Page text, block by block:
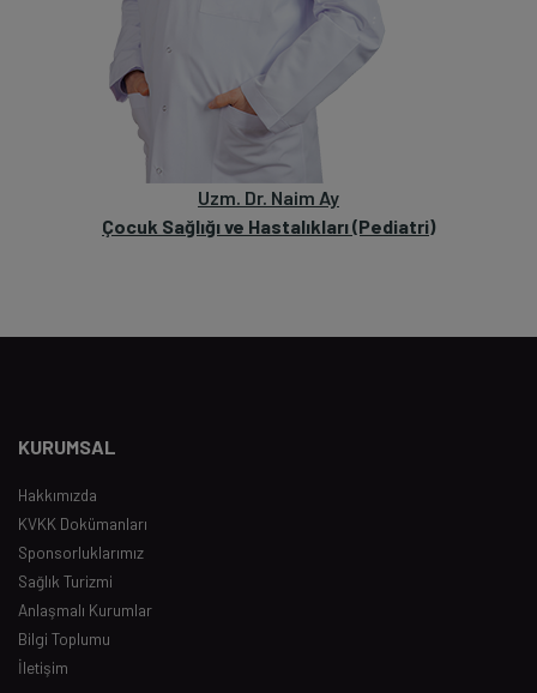
Uzm. Dr. Naim Ay
Çocuk Sağlığı ve Hastalıkları (Pediatri)
KURUMSAL
Hakkımızda
KVKK Dokümanları
Sponsorluklarımız
Sağlık Turizmi
Anlaşmalı Kurumlar
Bilgi Toplumu
İletişim